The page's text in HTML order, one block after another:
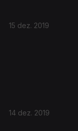
15 dez. 2019
14 dez. 2019